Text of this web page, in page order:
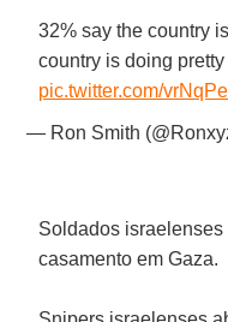
32% say the country
country is doing pretty
pic.twitter.com/
— Ron Smith
Soldados
casamento em Gaza.